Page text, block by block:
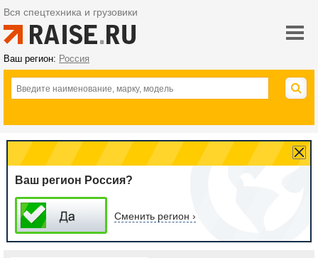
Вся спецтехника и грузовики
Ваш регион: Россия
Ваш регион Россия?
Сменить регион ›